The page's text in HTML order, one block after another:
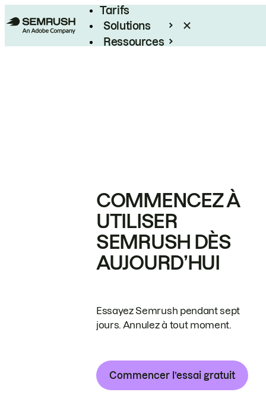
Tarifs
Solutions
Ressources
COMMENCEZ À
UTILISER
SEMRUSH DÈS
AUJOURD’HUI
Essayez Semrush pendant sept
jours. Annulez à tout moment.
Commencer l’essai gratuit